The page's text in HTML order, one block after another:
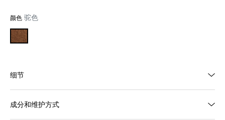
颜色 驼色
细节
成分和维护方式